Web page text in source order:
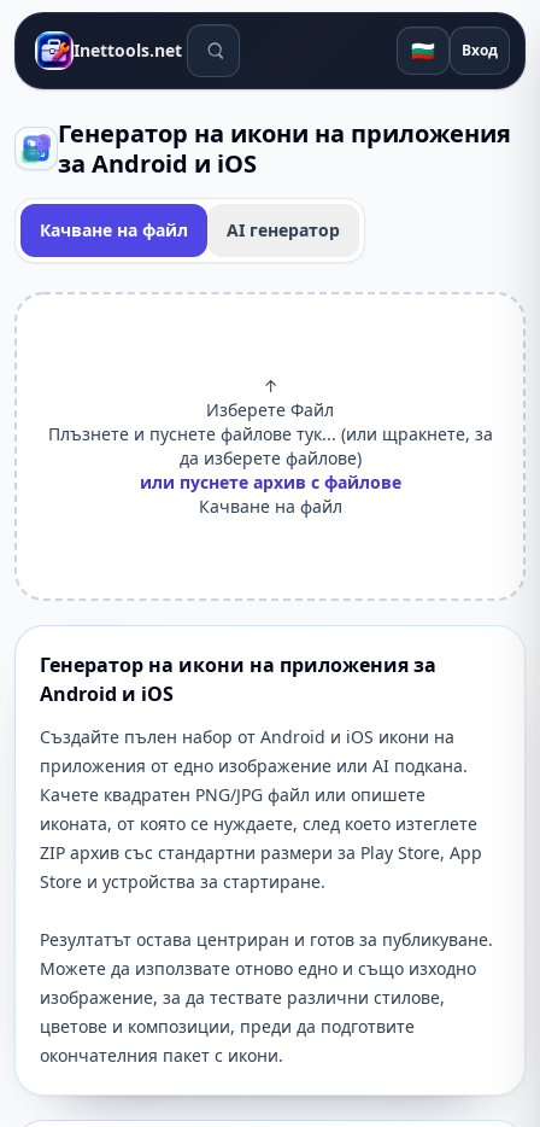
Inettools.net Инструменти за търсене🇧🇬 Вход
Генератор на икони на приложения
за Android и iOS
Качване на файл AI генератор
↑
Изберете Файл
Плъзнете и пуснете файлове тук... (или щракнете, за
да изберете файлове)
или пуснете архив с файлове
Качване на файл
Генератор на икони на приложения за
Android и iOS
Създайте пълен набор от Android и iOS икони на
приложения от едно изображение или AI подкана.
Качете квадратен PNG/JPG файл или опишете
иконата, от която се нуждаете, след което изтеглете
ZIP архив със стандартни размери за Play Store, App
Store и устройства за стартиране.
Резултатът остава центриран и готов за публикуване.
Можете да използвате отново едно и също изходно
изображение, за да тествате различни стилове,
цветове и композиции, преди да подготвите
окончателния пакет с икони.